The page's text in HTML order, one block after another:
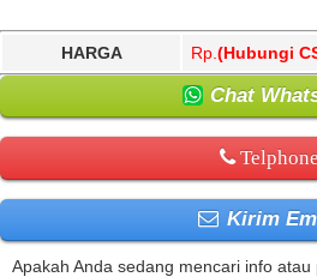
HARGA Rp. (Hubungi
Chat
Telphone
Kirim
Apakah Anda sedang mencari info